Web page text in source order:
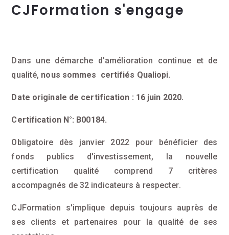
CJFormation s'engage
Dans une démarche d'amélioration continue et de
qualité, nous sommes certifiés Qualiopi.
Date originale de certification : 16 juin 2020.
Certification N°: B00184.
Obligatoire dès janvier 2022 pour bénéficier des
fonds publics d'investissement, la nouvelle
certification qualité comprend 7 critères
accompagnés de 32 indicateurs à respecter.
CJFormation s'implique depuis toujours auprès de
ses clients et partenaires pour la qualité de ses